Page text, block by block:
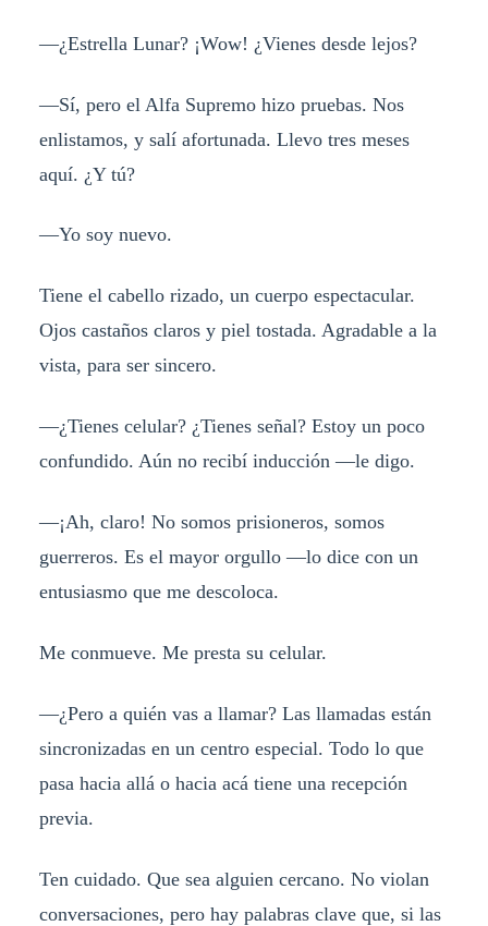
—¿Estrella Lunar? ¡Wow! ¿Vienes desde lejos?
—Sí, pero el Alfa Supremo hizo pruebas. Nos
enlistamos, y salí afortunada. Llevo tres meses
aquí. ¿Y tú?
—Yo soy nuevo.
Tiene el cabello rizado, un cuerpo espectacular.
Ojos castaños claros y piel tostada. Agradable a la
vista, para ser sincero.
—¿Tienes celular? ¿Tienes señal? Estoy un poco
confundido. Aún no recibí inducción —le digo.
—¡Ah, claro! No somos prisioneros, somos
guerreros. Es el mayor orgullo —lo dice con un
entusiasmo que me descoloca.
Me conmueve. Me presta su celular.
—¿Pero a quién vas a llamar? Las llamadas están
sincronizadas en un centro especial. Todo lo que
pasa hacia allá o hacia acá tiene una recepción
previa.
Ten cuidado. Que sea alguien cercano. No violan
conversaciones, pero hay palabras clave que, si las